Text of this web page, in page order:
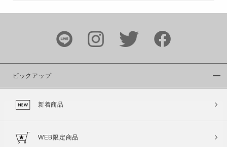
カラー
ピックアップ
新着商品
WEB限定商品